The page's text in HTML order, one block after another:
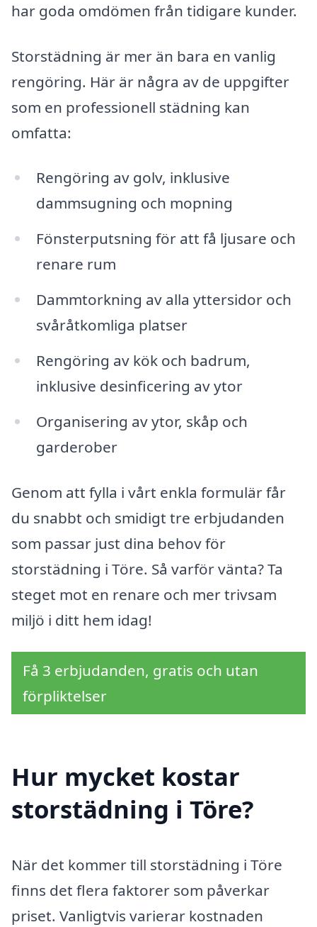
har goda omdömen från tidigare kunder.
Storstädning är mer än bara en vanlig
rengöring. Här är några av de uppgifter
som en professionell städning kan
omfatta:
Rengöring av golv, inklusive
dammsugning och mopning
Fönsterputsning för att få ljusare och
renare rum
Dammtorkning av alla yttersidor och
svåråtkomliga platser
Rengöring av kök och badrum,
inklusive desinficering av ytor
Organisering av ytor, skåp och
garderober
Genom att fylla i vårt enkla formulär får
du snabbt och smidigt tre erbjudanden
som passar just dina behov för
storstädning i Töre. Så varför vänta? Ta
steget mot en renare och mer trivsam
miljö i ditt hem idag!
Få 3 erbjudanden, gratis och utan
förpliktelser
Hur mycket kostar
storstädning i Töre?
När det kommer till storstädning i Töre
finns det flera faktorer som påverkar
priset. Vanligtvis varierar kostnaden